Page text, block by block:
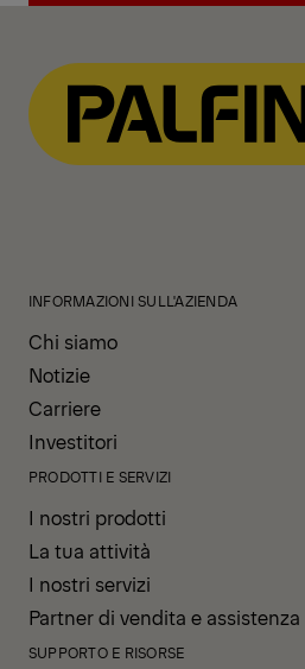
INFORMAZIONI SULL'AZIENDA
Chi siamo
Notizie
Carriere
Investitori
PRODOTTI E SERVIZI
I nostri prodotti
La tua attività
I nostri servizi
Partner di vendita e assistenza
SUPPORTO E RISORSE